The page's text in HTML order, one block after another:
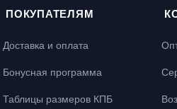
ПОКУПАТЕЛЯМ
Доставка и оплата
Бонусная программа
Таблицы размеров КПБ